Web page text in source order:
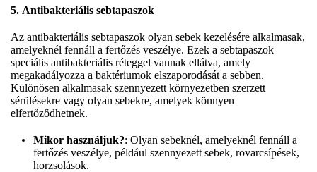
5. Antibakteriális sebtapaszok
Az antibakteriális sebtapaszok olyan sebek kezelésére alkalmasak,
amelyeknél fennáll a fertőzés veszélye. Ezek a sebtapaszok
speciális antibakteriális réteggel vannak ellátva, amely
megakadályozza a baktériumok elszaporodását a sebben.
Különösen alkalmasak szennyezett környezetben szerzett
sérülésekre vagy olyan sebekre, amelyek könnyen
elfertőződhetnek.
Mikor használjuk?: Olyan sebeknél, amelyeknél fennáll a
fertőzés veszélye, például szennyezett sebek, rovarcsípések,
horzsolások.